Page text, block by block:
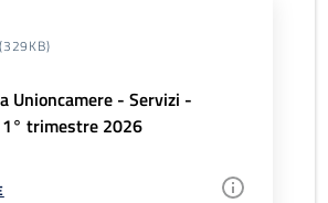
(329KB)
Unioncamere - Servizi -
1° trimestre 2026